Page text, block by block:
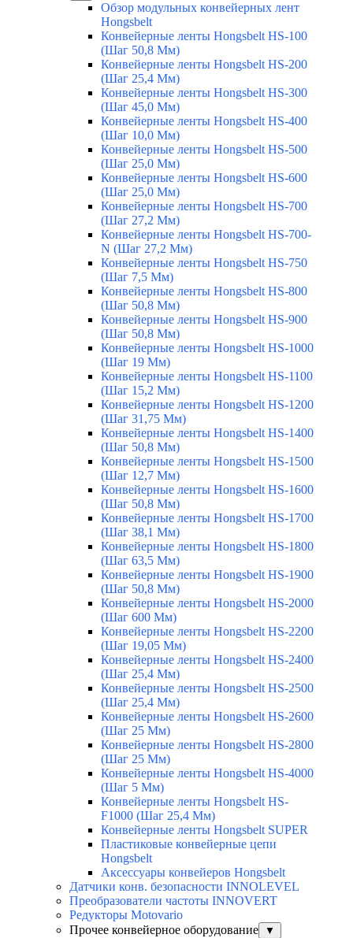
Обзор модульных конвейерных лент
Hongsbelt
Конвейерные ленты Hongsbelt HS-100
(Шаг 50,8 Мм)
Конвейерные ленты Hongsbelt HS-200
(Шаг 25,4 Мм)
Конвейерные ленты Hongsbelt HS-300
(Шаг 45,0 Мм)
Конвейерные ленты Hongsbelt HS-400
(Шаг 10,0 Мм)
Конвейерные ленты Hongsbelt HS-500
(Шаг 25,0 Мм)
Конвейерные ленты Hongsbelt HS-600
(Шаг 25,0 Мм)
Конвейерные ленты Hongsbelt HS-700
(Шаг 27,2 Мм)
Конвейерные ленты Hongsbelt HS-700-
N (Шаг 27,2 Мм)
Конвейерные ленты Hongsbelt HS-750
(Шаг 7,5 Мм)
Конвейерные ленты Hongsbelt HS-800
(Шаг 50,8 Мм)
Конвейерные ленты Hongsbelt HS-900
(Шаг 50,8 Мм)
Конвейерные ленты Hongsbelt HS-1000
(Шаг 19 Мм)
Конвейерные ленты Hongsbelt HS-1100
(Шаг 15,2 Мм)
Конвейерные ленты Hongsbelt HS-1200
(Шаг 31,75 Мм)
Конвейерные ленты Hongsbelt HS-1400
(Шаг 50,8 Мм)
Конвейерные ленты Hongsbelt HS-1500
(Шаг 12,7 Мм)
Конвейерные ленты Hongsbelt HS-1600
(Шаг 50,8 Мм)
Конвейерные ленты Hongsbelt HS-1700
(Шаг 38,1 Мм)
Конвейерные ленты Hongsbelt HS-1800
(Шаг 63,5 Мм)
Конвейерные ленты Hongsbelt HS-1900
(Шаг 50,8 Мм)
Конвейерные ленты Hongsbelt HS-2000
(Шаг 600 Мм)
Конвейерные ленты Hongsbelt HS-2200
(Шаг 19,05 Мм)
Конвейерные ленты Hongsbelt HS-2400
(Шаг 25,4 Мм)
Конвейерные ленты Hongsbelt HS-2500
(Шаг 25,4 Мм)
Конвейерные ленты Hongsbelt HS-2600
(Шаг 25 Мм)
Конвейерные ленты Hongsbelt HS-2800
(Шаг 25 Мм)
Конвейерные ленты Hongsbelt HS-4000
(Шаг 5 Мм)
Конвейерные ленты Hongsbelt HS-
F1000 (Шаг 25,4 Мм)
Конвейерные ленты Hongsbelt SUPER
Пластиковые конвейерные цепи
Hongsbelt
Аксессуары конвейеров Hongsbelt
Датчики конв. безопасности INNOLEVEL
Преобразователи частоты INNOVERT
Редукторы Motovario
Прочее конвейерное оборудование
▼